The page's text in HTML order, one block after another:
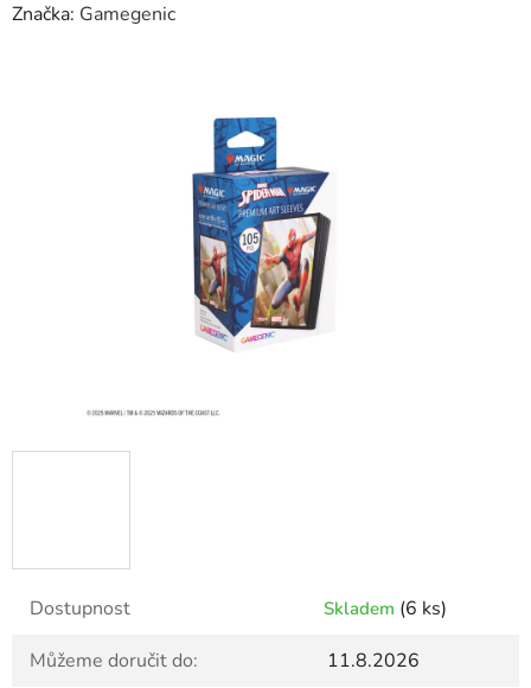
Dostupnost Skladem (6 ks)
Můžeme doručit do:
11.8.2026
Značka: Gamegenic